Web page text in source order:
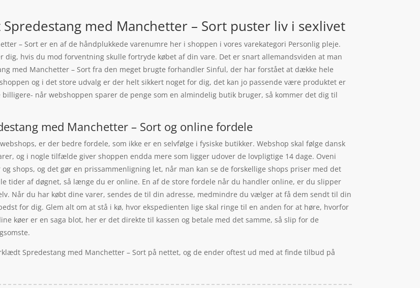
med Manchetter – Sort puster liv i sexlivet
– Sort er en af de håndplukkede varenumre her i shoppen i vores varekategori Personlig pleje.
hvis du mod forventning skulle fortryde købet af din vare. Det er snart allemandsviden at man
med Manchetter – Sort fra den meget brugte forhandler Sinful, der har forstået at dække hele
og i det store udvalg er der helt sikkert noget for dig, det kan jo passende være produktet er
når webshoppen sparer de penge som en almindelig butik bruger, så kommer det dig til
med Manchetter – Sort og online fordele
er der bedre fordele, som ikke er en selvfølge i fysiske butikker. Webshop skal følge dansk
og i nogle tilfælde giver shoppen endda mere som ligger udover de lovpligtige 14 dage. Oveni
shops, og det gør en prissammenligning let, når man kan se de forskellige shops priser med det
tider af døgnet, så længe du er online. En af de store fordele når du handler online, er du slipper
Når du har købt dine varer, sendes de til din adresse, medmindre du vælger at få dem sendt til din
for dig. Glem alt om at stå i kø, hvor ekspedienten lige skal ringe til en anden for at høre, hvorfor
køer er en saga blot, her er det direkte til kassen og betale med det samme, så slip for de
Spredestang med Manchetter – Sort på nettet, og de ender oftest ud med at finde tilbud på